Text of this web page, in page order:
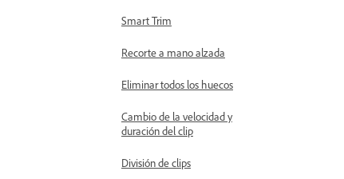
Smart Trim
Recorte a mano alzada
Eliminar todos los huecos
Cambio de la velocidad y
duración del clip
División de clips